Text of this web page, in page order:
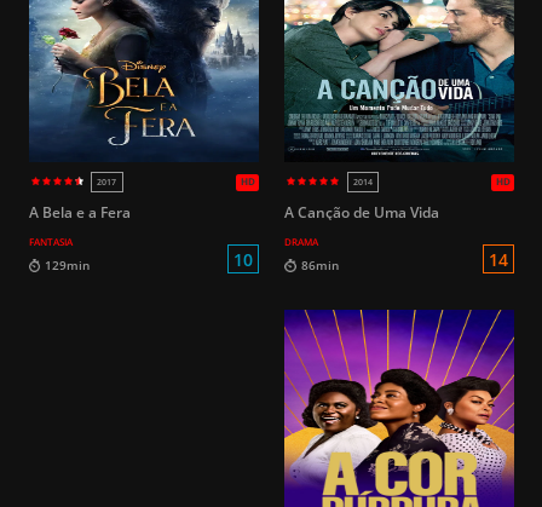
HD
99min L
2018
132min
A Bela e a Fera
FANTASIA
A Canção de Uma Vida
DRAMA